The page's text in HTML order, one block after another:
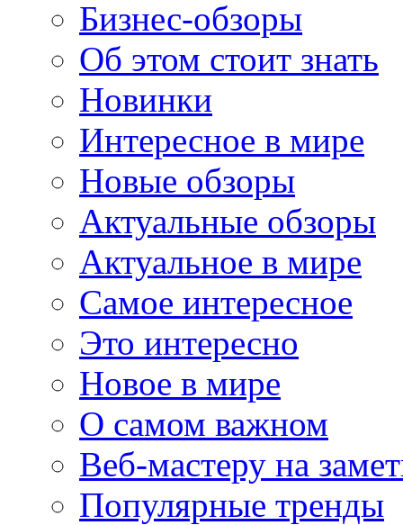
Бизнес-обзоры
Об этом стоит знать
Новинки
Интересное в мире
Новые обзоры
Актуальные обзоры
Актуальное в мире
Самое интересное
Это интересно
Новое в мире
О самом важном
Веб-мастеру на
Популярные тренды